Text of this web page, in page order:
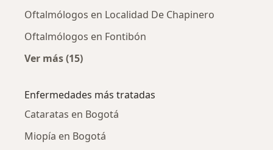
Oftalmólogos en Localidad De Chapinero
Oftalmólogos en Fontibón
Ver más (15)
Enfermedades más tratadas
Cataratas en Bogotá
Miopía en Bogotá